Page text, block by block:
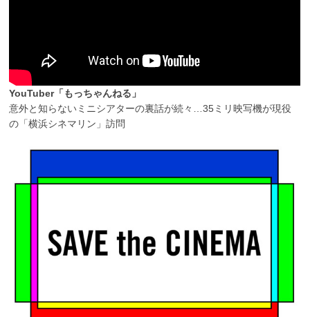
YouTuber「もっちゃんねる」
意外と知らないミニシアターの裏話が続々…35ミリ映写機が現役
の「横浜シネマリン」訪問